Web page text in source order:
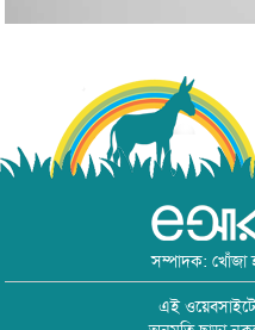
সম্পাদক:
এই